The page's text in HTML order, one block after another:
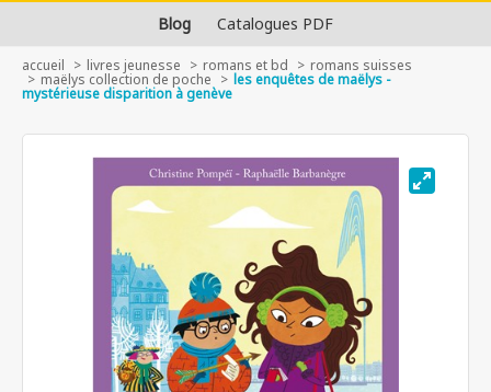
Blog Catalogues PDF
accueil livres jeunesse romans et bd romans suisses
maëlys collection de poche les enquêtes de maëlys -
mystérieuse disparition à genève